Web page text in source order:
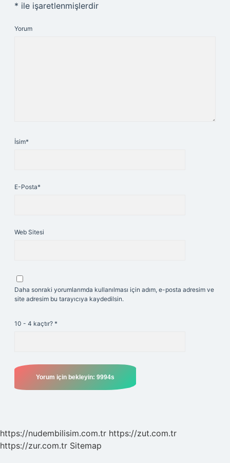
* ile işaretlenmişlerdir
Yorum
İsim*
E-Posta*
Web Sitesi
Daha sonraki yorumlarımda kullanılması için adım, e-posta adresim ve
site adresim bu tarayıcıya kaydedilsin.
10 - 4 kaçtır? *
https://nudembilisim.com.tr https://zut.com.tr
https://zur.com.tr Sitemap